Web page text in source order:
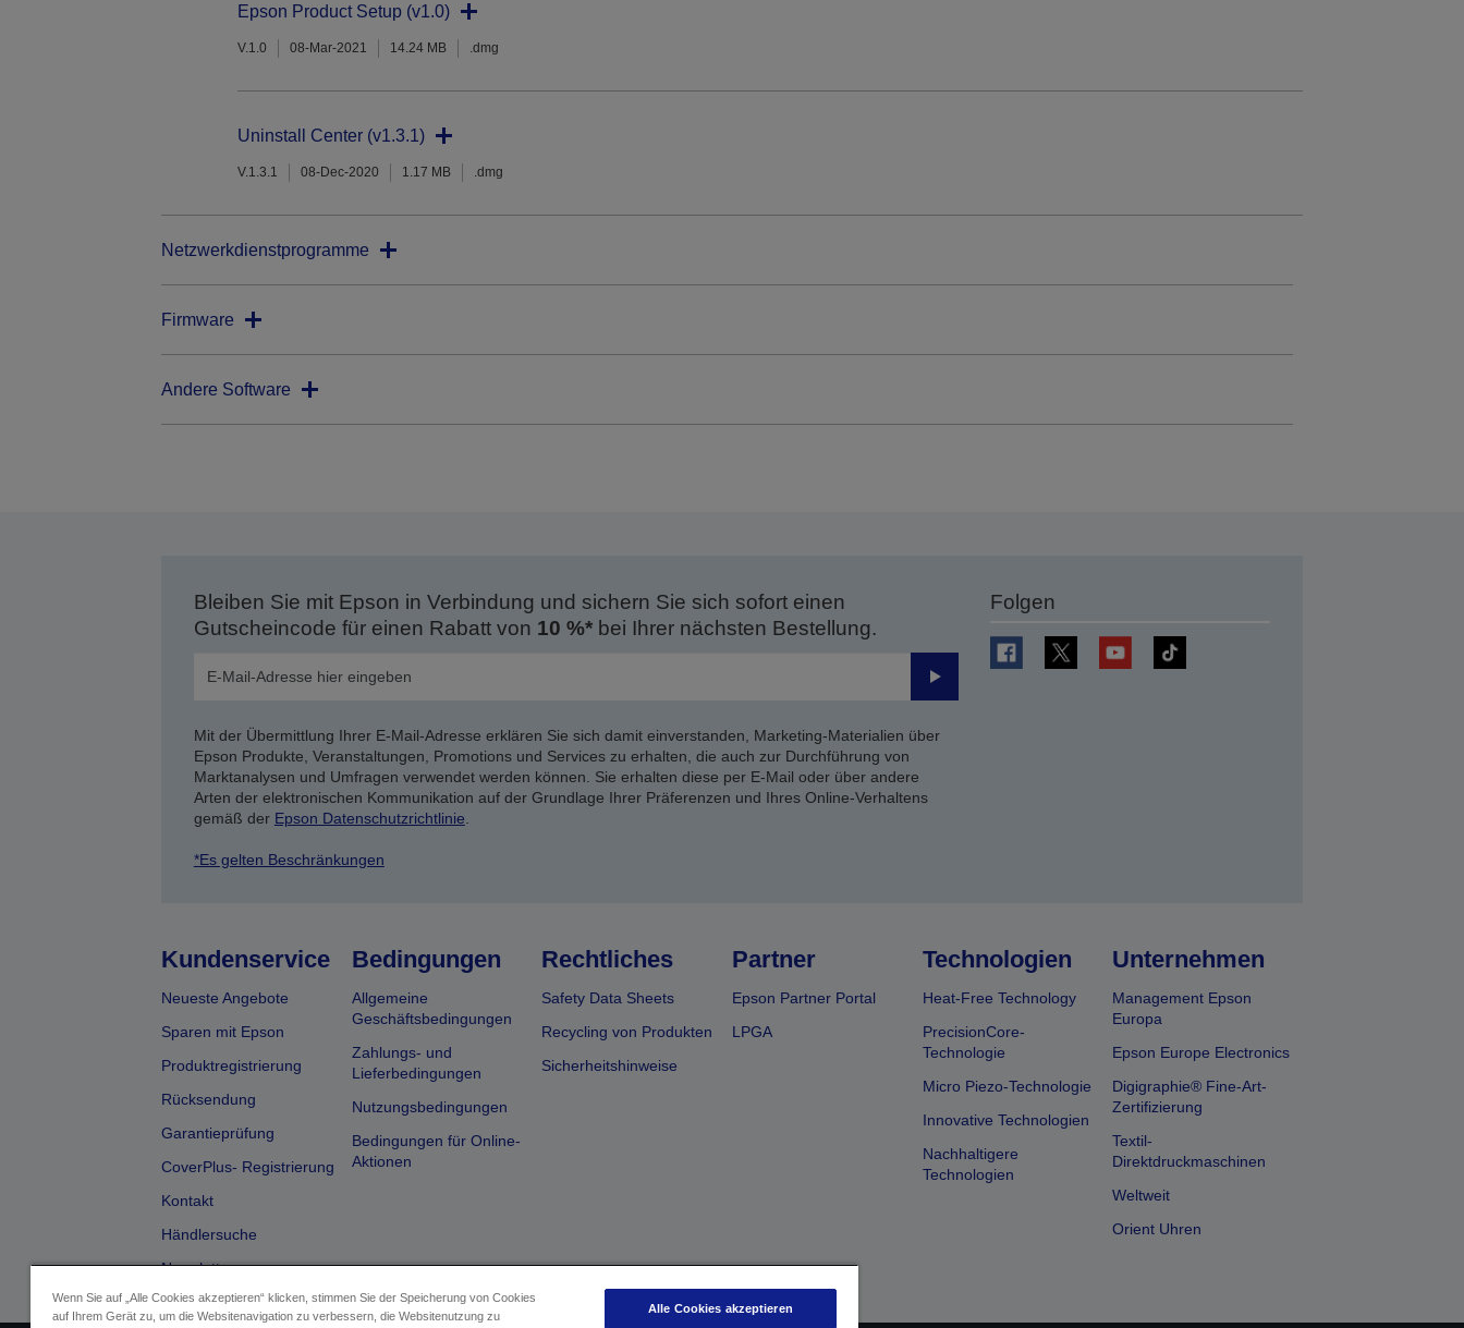
Epson Product Setup (v1.0)
V.1.0 08-Mar-2021 14.24 MB .dmg
Uninstall Center (v1.3.1)
V.1.3.1 08-Dec-2020 1.17 MB .dmg
Netzwerkdienstprogramme
Firmware
Andere Software
Bleiben Sie mit Epson in Verbindung und sichern Sie sich sofort einen
Gutscheincode für einen Rabatt von 10 %*bei Ihrer nächsten Bestellung.
Senden
Mit der Übermittlung Ihrer E-Mail-Adresse erklären Sie sich damit einverstanden, Marketing-Materialien über
Epson Produkte, Veranstaltungen, Promotions und Services zu erhalten, die auch zur Durchführung von
Marktanalysen und Umfragen verwendet werden können. Sie erhalten diese per E-Mail oder über andere
Arten der elektronischen Kommunikation auf der Grundlage Ihrer Präferenzen und Ihres Online-Verhaltens
gemäß der Epson Datenschutzrichtlinie.
*Es gelten Beschränkungen
Folgen
Kundenservice
Neueste Angebote
Sparen mit Epson
Produktregistrierung
Rücksendung
Garantieprüfung
CoverPlus- Registrierung
Kontakt
Händlersuche
Newsletter
Bedingungen
Allgemeine
Geschäftsbedingungen
Zahlungs- und
Lieferbedingungen
Nutzungsbedingungen
Bedingungen für Online-
Aktionen
Rechtliches
Safety Data Sheets
Recycling von Produkten
Sicherheitshinweise
Partner
Epson Partner Portal
LPGA
Technologien
Heat-Free Technology
PrecisionCore-
Technologie
Micro Piezo-Technologie
Innovative Technologien
Nachhaltigere
Technologien
Unternehmen
Management Epson
Europa
Epson Europe Electronics
Digigraphie® Fine-Art-
Zertifizierung
Textil-
Direktdruckmaschinen
Weltweit
Orient Uhren
Wenn Sie auf „Alle Cookies akzeptieren“ klicken, stimmen Sie der Speicherung von Cookies
auf Ihrem Gerät zu, um die Websitenavigation zu verbessern, die Websitenutzung zu
Alle Cookies akzeptieren